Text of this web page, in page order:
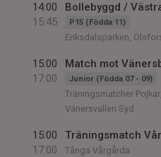
14:00
15:45
Bollebyggd /
P15 (Födda 11)
Eriksdalsparken,
15:00
17:00
Match mot
Junior (Födda 07 - 09)
Träningsmatcher
Vänersvallen Syd
15:00
17:00
Träningsmatch
Tånga Vårgårda